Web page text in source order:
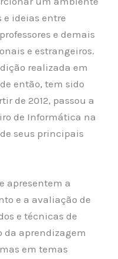
e ideias entre
e demais
e estrangeiros.
realizada em
então, tem sido
de 2012, passou a
de Informática na
seus principais
apresentem a
e a avaliação de
e técnicas de
da aprendizagem
em temas